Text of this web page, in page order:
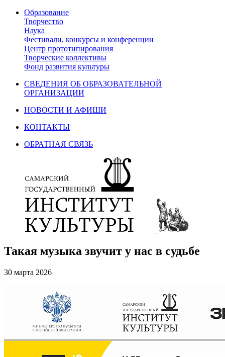
Образование
Творчество
Наука
Фестивали, конкурсы и конференции
Центр прототипирования
Творческие коллективы
Фонд развития культуры
СВЕДЕНИЯ ОБ ОБРАЗОВАТЕЛЬНОЙ
ОРГАНИЗАЦИИ
НОВОСТИ И АФИШИ
КОНТАКТЫ
ОБРАТНАЯ СВЯЗЬ
Такая музыка звучит у нас в судьбе
30 марта 2026